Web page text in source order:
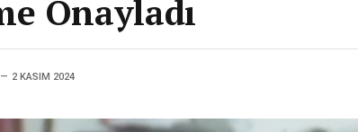
Onayladı
2 KASIM 2024